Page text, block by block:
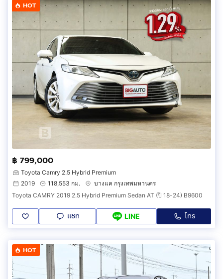
HOT
฿ 799,000
Toyota Camry 2.5 Hybrid Premium
2019
118,553 กม.
บางแค กรุงเทพมหานคร
Toyota CAMRY 2019 2.5 Hybrid Premium Sedan AT (ปี 18-24) B9600
แชท LINE โทร
HOT